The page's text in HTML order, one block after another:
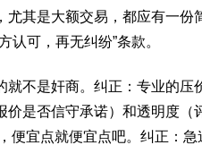
其是大额交易，都应有一份
认可，再无纠纷”条款。
就不是奸商。纠正：专业的
是否信守承诺）和透明度（
便宜点就便宜点吧。纠正：